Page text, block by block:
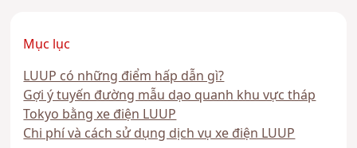
Mục lục
LUUP có những điểm hấp dẫn gì?
Gợi ý tuyến đường mẫu dạo quanh khu vực tháp
Tokyo bằng xe điện LUUP
Chi phí và cách sử dụng dịch vụ xe điện LUUP